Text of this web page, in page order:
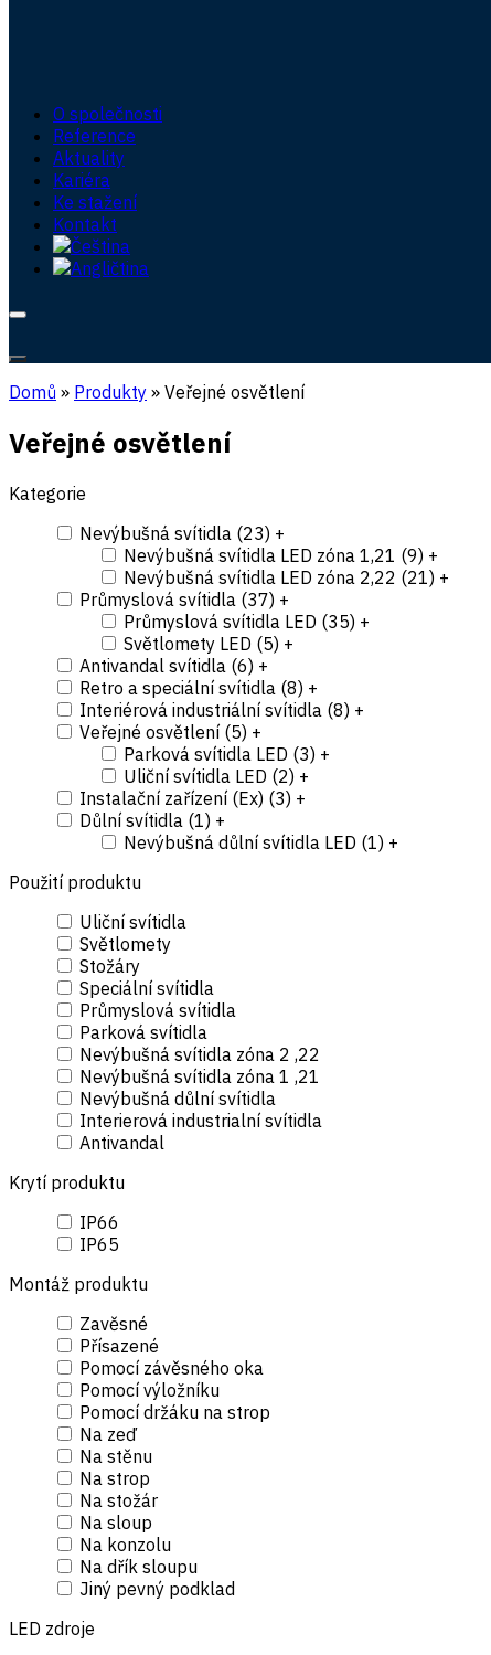
O společnosti
Reference
Aktuality
Kariéra
Ke stažení
Kontakt
Domů » Produkty » Veřejné osvětlení
Veřejné osvětlení
Kategorie
Nevýbušná svítidla (23) +
Nevýbušná svítidla LED zóna 1,21 (9) +
Nevýbušná svítidla LED zóna 2,22 (21) +
Průmyslová svítidla (37) +
Průmyslová svítidla LED (35) +
Světlomety LED (5) +
Antivandal svítidla (6) +
Retro a speciální svítidla (8) +
Interiérová industriální svítidla (8) +
Veřejné osvětlení (5) +
Parková svítidla LED (3) +
Uliční svítidla LED (2) +
Instalační zařízení (Ex) (3) +
Důlní svítidla (1) +
Nevýbušná důlní svítidla LED (1) +
Použití produktu
Uliční svítidla
Světlomety
Stožáry
Speciální svítidla
Průmyslová svítidla
Parková svítidla
Nevýbušná svítidla zóna 2 ,22
Nevýbušná svítidla zóna 1 ,21
Nevýbušná důlní svítidla
Interierová industrialní svítidla
Antivandal
Krytí produktu
IP66
IP65
Montáž produktu
Zavěsné
Přísazené
Pomocí závěsného oka
Pomocí výložníku
Pomocí držáku na strop
Na zeď
Na stěnu
Na strop
Na stožár
Na sloup
Na konzolu
Na dřík sloupu
Jiný pevný podklad
LED zdroje